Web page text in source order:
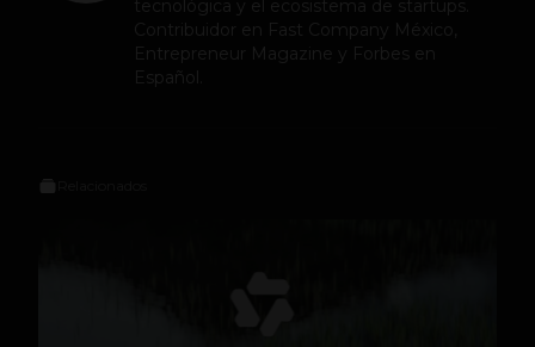
tecnológica y el ecosistema de startups.
Contribuidor en Fast Company México,
Entrepreneur Magazine y Forbes en
Español.